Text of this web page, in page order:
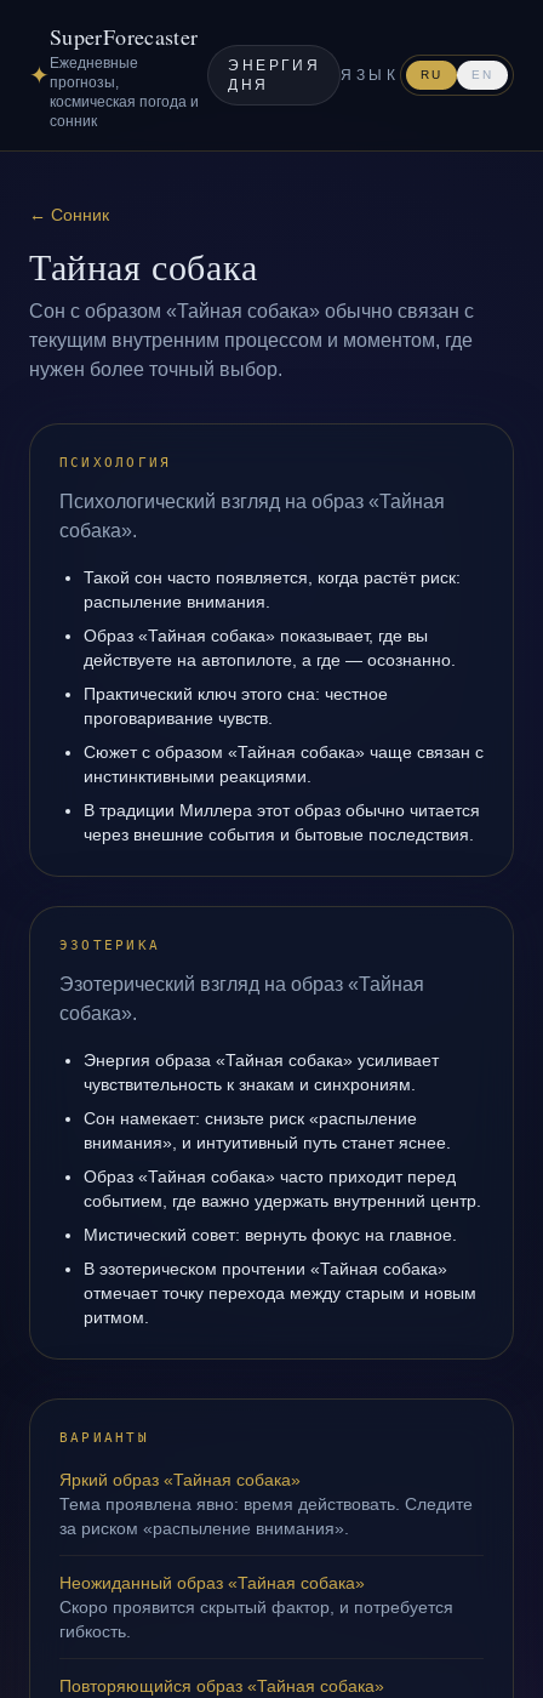
✦
SuperForecaster
Ежедневные
прогнозы,
космическая погода и
сонник
ЭНЕРГИЯ
ДНЯ
ЯЗЫК RU EN
← Сонник
Тайная собака
Сон с образом «Тайная собака» обычно связан с
текущим внутренним процессом и моментом, где
нужен более точный выбор.
ПСИХОЛОГИЯ
Психологический взгляд на образ «Тайная
собака».
Такой сон часто появляется, когда растёт риск:
распыление внимания.
Образ «Тайная собака» показывает, где вы
действуете на автопилоте, а где — осознанно.
Практический ключ этого сна: честное
проговаривание чувств.
Сюжет с образом «Тайная собака» чаще связан с
инстинктивными реакциями.
В традиции Миллера этот образ обычно читается
через внешние события и бытовые последствия.
ЭЗОТЕРИКА
Эзотерический взгляд на образ «Тайная
собака».
Энергия образа «Тайная собака» усиливает
чувствительность к знакам и синхрониям.
Сон намекает: снизьте риск «распыление
внимания», и интуитивный путь станет яснее.
Образ «Тайная собака» часто приходит перед
событием, где важно удержать внутренний центр.
Мистический совет: вернуть фокус на главное.
В эзотерическом прочтении «Тайная собака»
отмечает точку перехода между старым и новым
ритмом.
ВАРИАНТЫ
Яркий образ «Тайная собака»
Тема проявлена явно: время действовать. Следите
за риском «распыление внимания».
Неожиданный образ «Тайная собака»
Скоро проявится скрытый фактор, и потребуется
гибкость.
Повторяющийся образ «Тайная собака»